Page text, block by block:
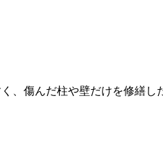
加工が容易です。
、傷んだ柱や壁だけを修繕